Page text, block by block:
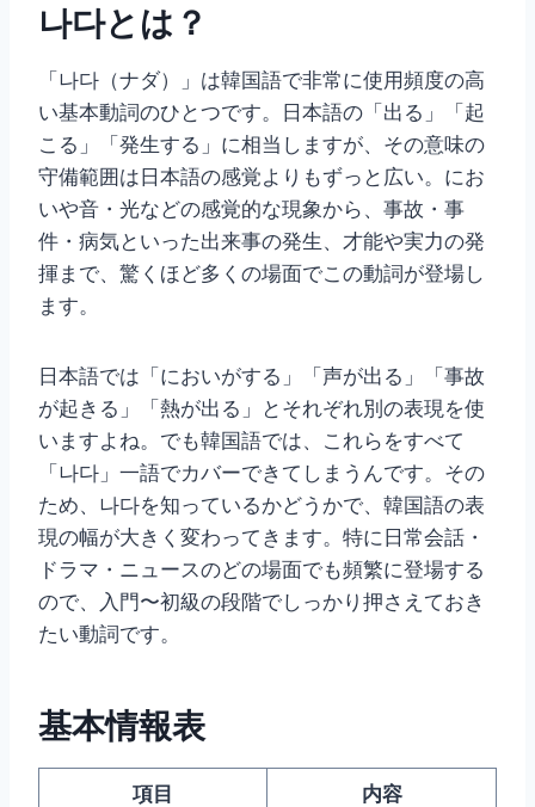
나다とは？
「나다（ナダ）」は韓国語で非常に使用頻度の高
い基本動詞のひとつです。日本語の「出る」「起
こる」「発生する」に相当しますが、その意味の
守備範囲は日本語の感覚よりもずっと広い。にお
いや音・光などの感覚的な現象から、事故・事
件・病気といった出来事の発生、才能や実力の発
揮まで、驚くほど多くの場面でこの動詞が登場し
ます。
日本語では「においがする」「声が出る」「事故
が起きる」「熱が出る」とそれぞれ別の表現を使
いますよね。でも韓国語では、これらをすべて
「나다」一語でカバーできてしまうんです。その
ため、나다を知っているかどうかで、韓国語の表
現の幅が大きく変わってきます。特に日常会話・
ドラマ・ニュースのどの場面でも頻繁に登場する
ので、入門〜初級の段階でしっかり押さえておき
たい動詞です。
基本情報表
項目 内容